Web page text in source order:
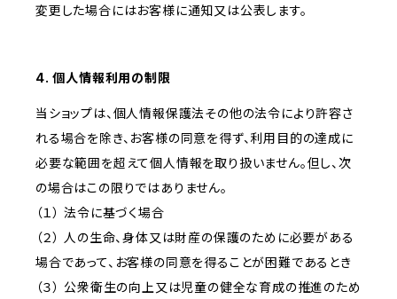
変更した場合にはお客様に通知又は公表します。
4. 個人情報利用の制限
当ショップは、個人情報保護法その他の法令により許容さ
れる場合を除き、お客様の同意を得ず、利用目的の達成に
必要な範囲を超えて個人情報を取り扱いません。但し、次
の場合はこの限りではありません。
（１） 法令に基づく場合
（２） 人の生命、身体又は財産の保護のために必要がある
場合であって、お客様の同意を得ることが困難であるとき
（３） 公衆衛生の向上又は児童の健全な育成の推進のため